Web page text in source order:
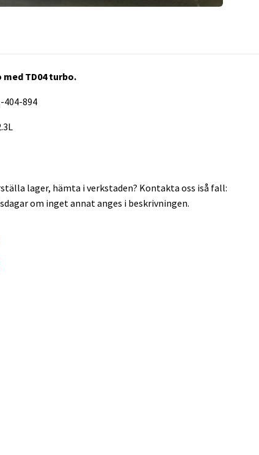
med TD04 turbo.
894
lager, hämta i verkstaden? Kontakta oss iså fall:
om inget annat anges i beskrivningen.